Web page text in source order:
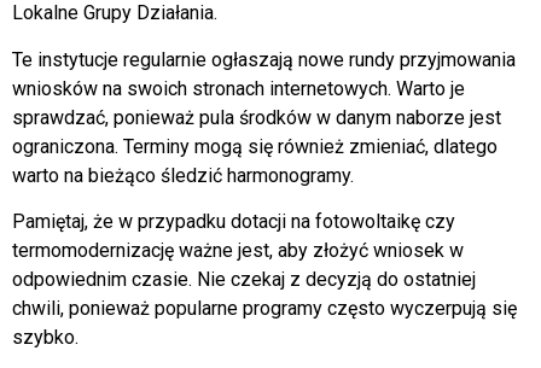
Lokalne Grupy Działania.
Te instytucje regularnie ogłaszają nowe rundy przyjmowania
wniosków na swoich stronach internetowych. Warto je
sprawdzać, ponieważ pula środków w danym naborze jest
ograniczona. Terminy mogą się również zmieniać, dlatego
warto na bieżąco śledzić harmonogramy.
Pamiętaj, że w przypadku dotacji na fotowoltaikę czy
termomodernizację ważne jest, aby złożyć wniosek w
odpowiednim czasie. Nie czekaj z decyzją do ostatniej
chwili, ponieważ popularne programy często wyczerpują się
szybko.